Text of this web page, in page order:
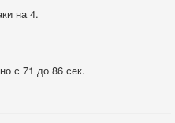
на 4.
с 71 до 86 сек.